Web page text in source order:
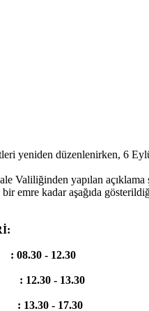
yeniden düzenlenirken, 6
Valiliğinden yapılan
emre kadar aşağıda
- 12.30
- 13.30
: 13.30 - 17.30